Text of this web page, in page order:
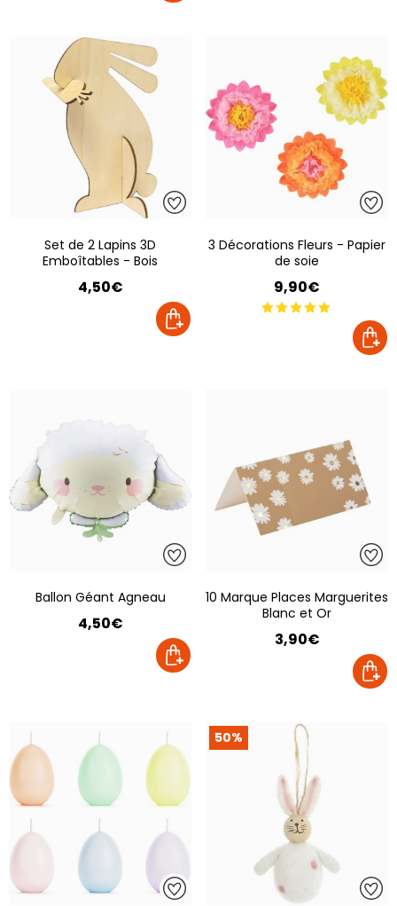
Set de 2 Lapins 3D
Emboîtables - Bois
4,50€
3 Décorations Fleurs - Papier
de soie
9,90€
Ballon Géant Agneau
4,50€
10 Marque Places Marguerites
Blanc et Or
3,90€
50%